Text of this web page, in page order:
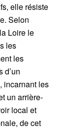
elle résiste
Selon
Loire le
les
les
d’un
incarnant les
un arrière-
local et
de cet